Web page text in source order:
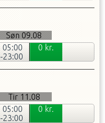
Søn 09.08
05:00
-23:00
0 kr.
Tir 11.08
05:00
-23:00
0 kr.